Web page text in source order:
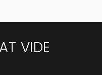
VIDE